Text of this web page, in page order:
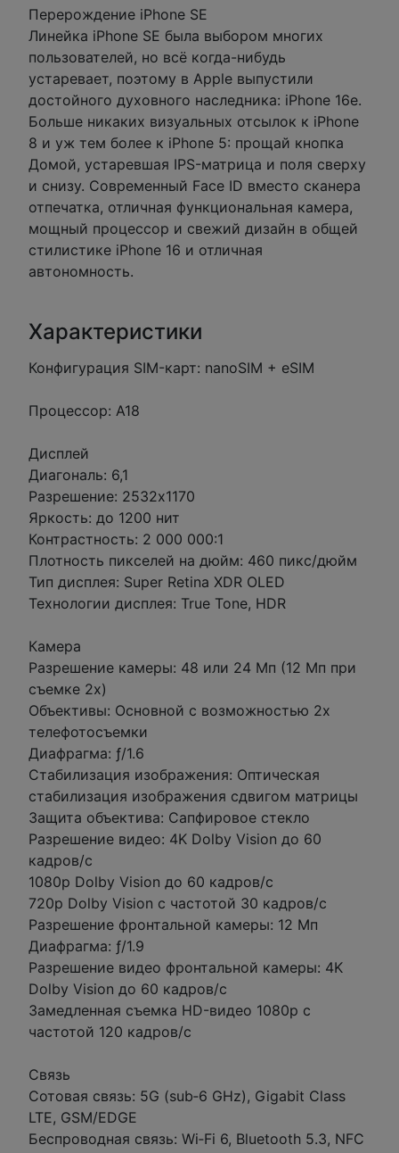
Перерождение iPhone SE
Линейка iPhone SE была выбором многих
пользователей, но всё когда-нибудь
устаревает, поэтому в Apple выпустили
достойного духовного наследника: iPhone 16e.
Больше никаких визуальных отсылок к iPhone
8 и уж тем более к iPhone 5: прощай кнопка
Домой, устаревшая IPS-матрица и поля сверху
и снизу. Современный Face ID вместо сканера
отпечатка, отличная функциональная камера,
мощный процессор и свежий дизайн в общей
стилистике iPhone 16 и отличная
автономность.
Характеристики
Конфигурация SIM-карт: nanoSIM + eSIM
Процессор: A18
Дисплей
Диагональ: 6,1
Разрешение: 2532x1170
Яркость: до 1200 нит
Контрастность: 2 000 000:1
Плотность пикселей на дюйм: 460 пикс/дюйм
Тип дисплея: Super Retina XDR OLED
Технологии дисплея: True Tone, HDR
Камера
Разрешение камеры: 48 или 24 Мп (12 Мп при
съемке 2х)
Объективы: Основной с возможностью 2х
телефотосъемки
Диафрагма: ƒ/1.6
Стабилизация изображения: Оптическая
стабилизация изображения сдвигом матрицы
Защита объектива: Сапфировое стекло
Разрешение видео: 4K Dolby Vision до 60
кадров/с
1080p Dolby Vision до 60 кадров/с
720p Dolby Vision с частотой 30 кадров/с
Разрешение фронтальной камеры: 12 Мп
Диафрагма: ƒ/1.9
Разрешение видео фронтальной камеры: 4K
Dolby Vision до 60 кадров/с
Замедленная съемка HD-видео 1080p с
частотой 120 кадров/с
Связь
Сотовая связь: 5G (sub‑6 GHz), Gigabit Class
LTE, GSM/EDGE
Беспроводная связь: Wi‑Fi 6, Bluetooth 5.3, NFC